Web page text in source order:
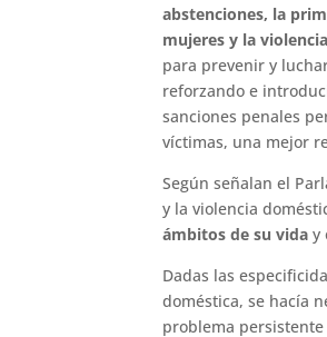
abstenciones, la
mujeres y la
para prevenir y
reforzando e
sanciones penales
víctimas, una mejor
Según señalan el
y la violencia
ámbitos de su vida y
Dadas las
doméstica, se hacía
problema